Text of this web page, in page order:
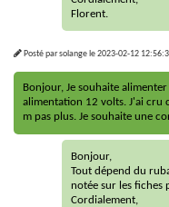
Florent.
Posté parsolangele2023-02-12
Bonjour, Je souhaite
alimentation 12 volts. J'ai cru
m pas plus. Je souhaite une
Bonjour,
Tout dépend du
notée sur les fiches
Cordialement,